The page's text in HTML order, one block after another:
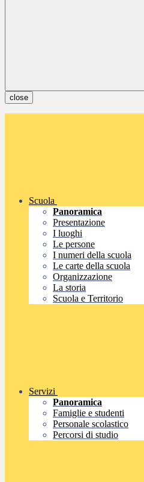
close
Scuola
Panoramica
Presentazione
I luoghi
Le persone
I numeri della scuola
Le carte della scuola
Organizzazione
La storia
Scuola e Territorio
Servizi
Panoramica
Famiglie e studenti
Personale scolastico
Percorsi di studio